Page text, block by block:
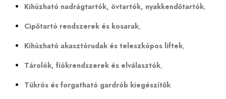
Kihúzható nadrágtartók, övtartók, nyakkendőtartók,
Cipőtartó rendszerek és kosarak,
Kihúzható akasztórudak és teleszkópos liftek,
Tárolók, fiókrendszerek és elválasztók,
Tükrös és forgatható gardrób kiegészítők.